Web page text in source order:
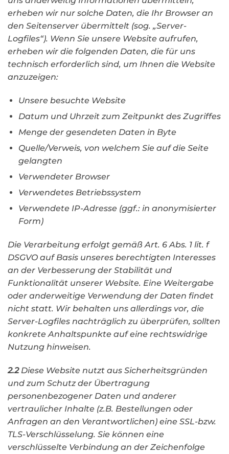
erheben wir nur solche Daten, die Ihr Browser an
den Seitenserver übermittelt (sog. „Server-
Logfiles“). Wenn Sie unsere Website aufrufen,
erheben wir die folgenden Daten, die für uns
technisch erforderlich sind, um Ihnen die Website
anzuzeigen:
Unsere besuchte Website
Datum und Uhrzeit zum Zeitpunkt des Zugriffes
Menge der gesendeten Daten in Byte
Quelle/Verweis, von welchem Sie auf die Seite
gelangten
Verwendeter Browser
Verwendetes Betriebssystem
Verwendete IP-Adresse (ggf.: in anonymisierter
Form)
Die Verarbeitung erfolgt gemäß Art. 6 Abs. 1 lit. f
DSGVO auf Basis unseres berechtigten Interesses
an der Verbesserung der Stabilität und
Funktionalität unserer Website. Eine Weitergabe
oder anderweitige Verwendung der Daten findet
nicht statt. Wir behalten uns allerdings vor, die
Server-Logfiles nachträglich zu überprüfen, sollten
konkrete Anhaltspunkte auf eine rechtswidrige
Nutzung hinweisen.
2.2Diese Website nutzt aus Sicherheitsgründen
und zum Schutz der Übertragung
personenbezogener Daten und anderer
vertraulicher Inhalte (z.B. Bestellungen oder
Anfragen an den Verantwortlichen) eine SSL-bzw.
TLS-Verschlüsselung. Sie können eine
verschlüsselte Verbindung an der Zeichenfolge